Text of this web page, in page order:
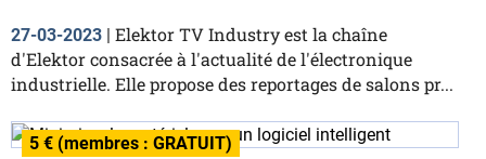
27-03-2023 | Elektor TV Industry est la chaîne
d'Elektor consacrée à l'actualité de l'électronique
industrielle. Elle propose des reportages de salons pr...
5 € (membres : GRATUIT)